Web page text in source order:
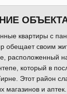
квартиры с
обещает своим
расположенный
который в
Этот район
магазинов и